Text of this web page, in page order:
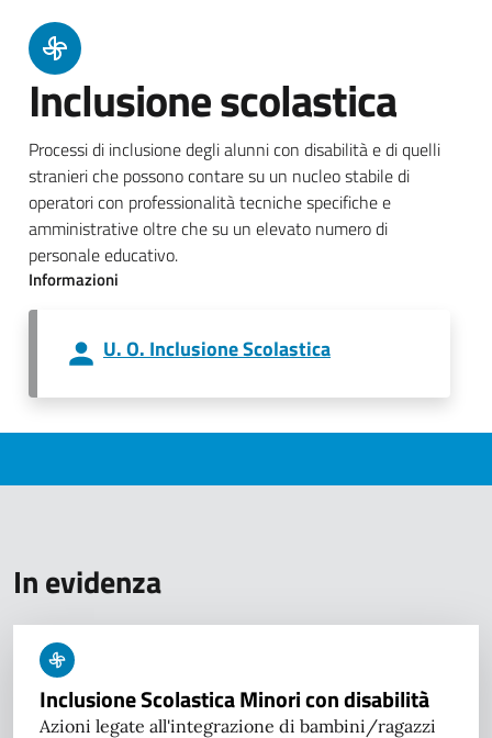
Inclusione scolastica
Processi di inclusione degli alunni con disabilità e di quelli
stranieri che possono contare su un nucleo stabile di
operatori con professionalità tecniche specifiche e
amministrative oltre che su un elevato numero di
personale educativo.
Informazioni
U. O. Inclusione Scolastica
In evidenza
Inclusione Scolastica Minori con disabilità
Azioni legate all'integrazione di bambini/ragazzi